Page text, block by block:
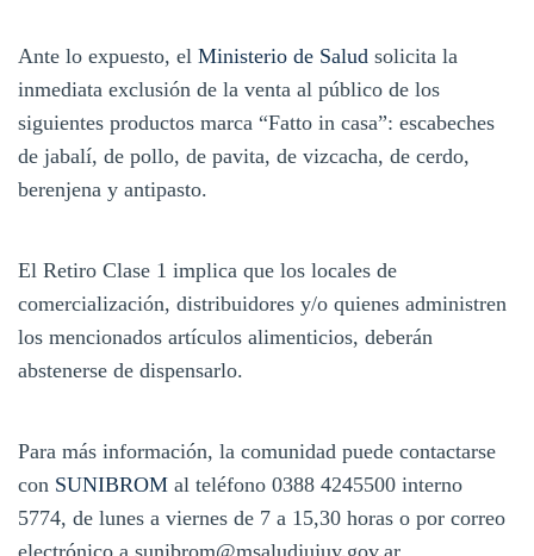
Ante lo expuesto, el Ministerio de Salud solicita la
inmediata exclusión de la venta al público de los
siguientes productos marca “Fatto in casa”: escabeches
de jabalí, de pollo, de pavita, de vizcacha, de cerdo,
berenjena y antipasto.
El Retiro Clase 1 implica que los locales de
comercialización, distribuidores y/o quienes administren
los mencionados artículos alimenticios, deberán
abstenerse de dispensarlo.
Para más información, la comunidad puede contactarse
con SUNIBROM al teléfono 0388 4245500 interno
5774, de lunes a viernes de 7 a 15,30 horas o por correo